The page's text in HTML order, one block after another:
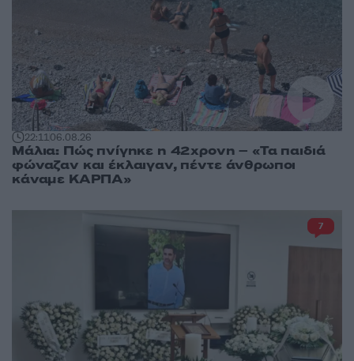
22:1106.08.26
Μάλια: Πώς πνίγηκε η 42χρονη – «Τα παιδιά
φώναζαν και έκλαιγαν, πέντε άνθρωποι
κάναμε ΚΑΡΠΑ»
7